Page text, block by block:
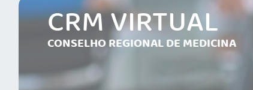
CRM VIRTUAL
CONSELHO REGIONAL DE MEDICINA